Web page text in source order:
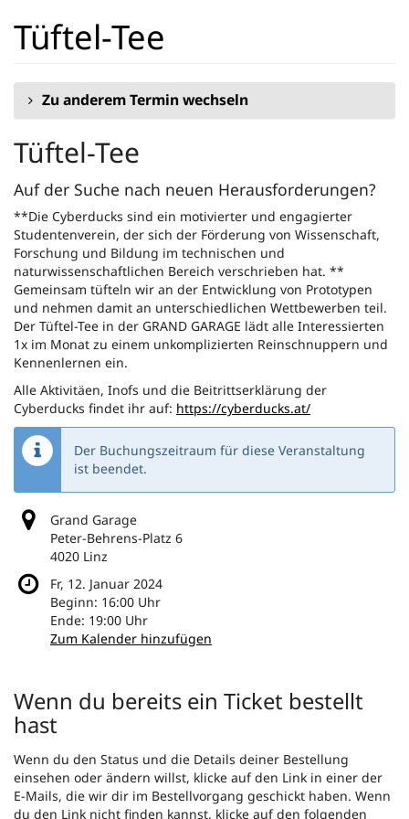
Haupt-
Inhalt
Tüftel-Tee
Zu anderem Termin wechseln
Tüftel-Tee
Auf der Suche nach neuen Herausforderungen?
**Die Cyberducks sind ein motivierter und engagierter
Studentenverein, der sich der Förderung von Wissenschaft,
Forschung und Bildung im technischen und
naturwissenschaftlichen Bereich verschrieben hat. **
Gemeinsam tüfteln wir an der Entwicklung von Prototypen
und nehmen damit an unterschiedlichen Wettbewerben teil.
Der Tüftel-Tee in der GRAND GARAGE lädt alle Interessierten
1x im Monat zu einem unkomplizierten Reinschnuppern und
Kennenlernen ein.
Alle Aktivitäen, Inofs und die Beitrittserklärung der
Cyberducks findet ihr auf: https://cyberducks.at/
Der Buchungszeitraum für diese Veranstaltung
ist beendet.
Grand Garage
Peter-Behrens-Platz 6
4020 Linz
Fr, 12. Januar 2024
Beginn: 16:00 Uhr
Ende: 19:00 Uhr
Zum Kalender hinzufügen
Wenn du bereits ein Ticket bestellt
hast
Wenn du den Status und die Details deiner Bestellung
einsehen oder ändern willst, klicke auf den Link in einer der
E-Mails, die wir dir im Bestellvorgang geschickt haben. Wenn
du den Link nicht finden kannst, klicke auf den folgenden